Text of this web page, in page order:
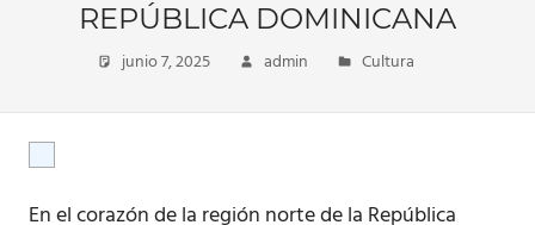
REPÚBLICA DOMINICANA
junio 7, 2025 admin Cultura
En el corazón de la región norte de la República